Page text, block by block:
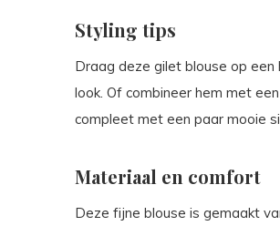
Styling tips
Draag deze gilet blouse op
look. Of combineer hem met
compleet met een paar mooie
Materiaal en comfort
Deze fijne blouse is gemaakt